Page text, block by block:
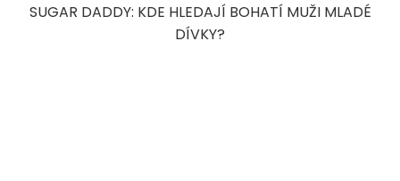
SUGAR DADDY: KDE HLEDAJÍ BOHATÍ MUŽI MLADÉ
DÍVKY?